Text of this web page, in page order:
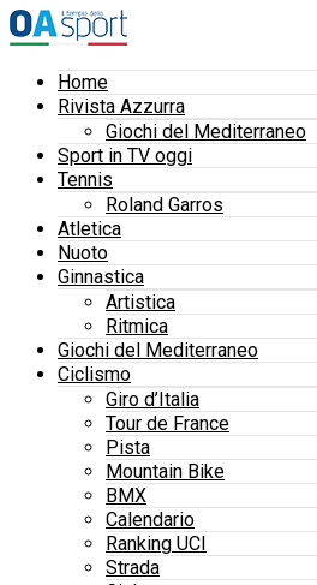
Home
Rivista Azzurra
Giochi del Mediterraneo
Sport in TV oggi
Tennis
Roland Garros
Atletica
Nuoto
Ginnastica
Artistica
Ritmica
Giochi del Mediterraneo
Ciclismo
Giro d’Italia
Tour de France
Pista
Mountain Bike
BMX
Calendario
Ranking UCI
Strada